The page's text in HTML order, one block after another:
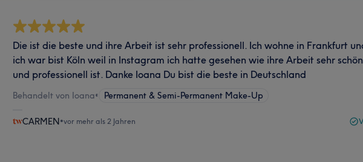
Die ist die beste und ihre Arbeit ist sehr professionell. Ich wohne in Frankfurt
ich war bist Köln weil in Instagram ich hatte gesehen wie ihre Arbeit sehr schön
und professionell ist. Danke Ioana Du bist die beste in Deutschland
Behandelt von Ioana• Permanent & Semi-Permanent Make-Up
CARMEN•vor mehr als 2 Jahren